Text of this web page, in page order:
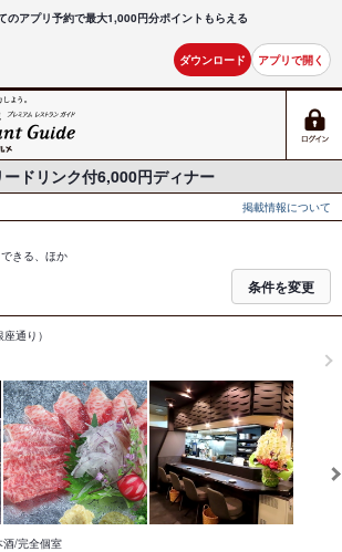
のアプリ予約で最大1,000円分ポイントもらえる
ダウンロード アプリで開く
ードリンク付6,000円ディナー
掲載情報について
きる、ほか
条件を変更
通り）
/完全個室